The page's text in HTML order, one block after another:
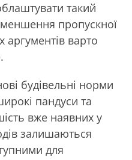
такий
пропускної
аргументів варто
будівельні норми
пандуси та
вже наявних у
залишаються
для